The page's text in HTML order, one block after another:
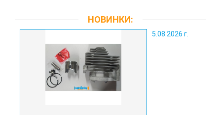
НОВИНКИ:
5.08.2026 г.